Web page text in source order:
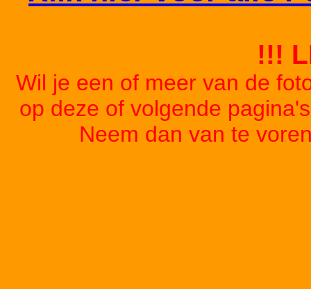
!!!
Wil je een of meer van de
op deze of volgende
Neem dan van te